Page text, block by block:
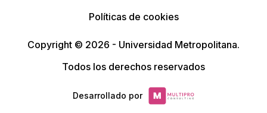
Políticas de cookies
Copyright © 2026 - Universidad Metropolitana.
Todos los derechos reservados
Desarrollado por